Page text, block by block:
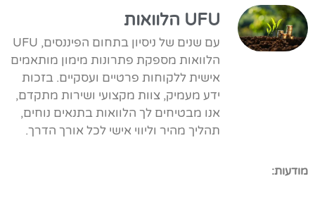
UFU הלוואות
עם שנים של ניסיון בתחום הפיננסים, UFU
הלוואות מספקת פתרונות מימון מותאמים
אישית ללקוחות פרטיים ועסקיים. בזכות
ידע מעמיק, צוות מקצועי ושירות מתקדם,
אנו מבטיחים לך הלוואות בתנאים נוחים,
תהליך מהיר וליווי אישי לכל אורך הדרך.
מודעות: